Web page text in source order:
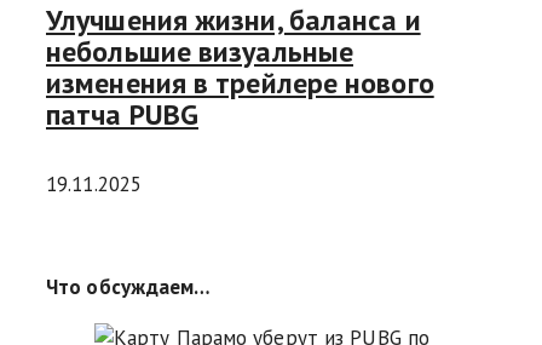
Улучшения жизни, баланса и
небольшие визуальные
изменения в трейлере нового
патча PUBG
19.11.2025
Что обсуждаем…